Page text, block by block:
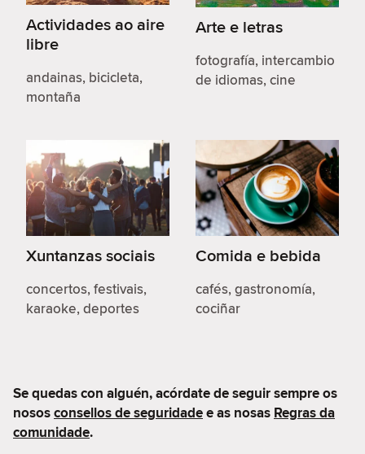
Actividades ao aire
libre
andainas, bicicleta,
montaña
Arte e letras
fotografía, intercambio
de idiomas, cine
Xuntanzas sociais
concertos, festivais,
karaoke, deportes
Comida e bebida
cafés, gastronomía,
cociñar
Se quedas con alguén, acórdate de seguir sempre os
nososconsellos de seguridadee as nosas Regras da
comunidade.